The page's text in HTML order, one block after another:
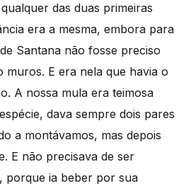
das duas primeiras
era a mesma, embora para
Santana não fosse preciso
E era nela que havia o
A nossa mula era teimosa
dava sempre dois pares
a montávamos, mas depois
E não precisava de ser
porque ia beber por sua